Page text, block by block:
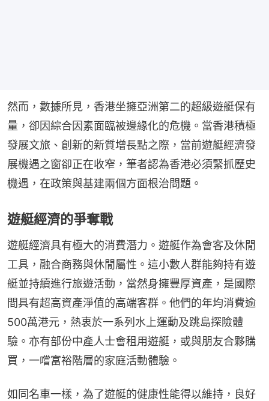
然而，數據所見，香港坐擁亞洲第二的超級遊艇保有
量，卻因綜合因素面臨被邊緣化的危機。當香港積極
發展文旅、創新的新質增長點之際，當前遊艇經濟發
展機遇之窗卻正在收窄，筆者認為香港必須緊抓歷史
機遇，在政策與基建兩個方面根治問題。
遊艇經濟的爭奪戰
遊艇經濟具有極大的消費潛力。遊艇作為會客及休閒
工具，融合商務與休閒屬性。這小數人群能夠持有遊
艇並持續進行旅遊活動，當然身擁豐厚資產，是國際
間具有超高資產淨值的高端客群。他們的年均消費逾
500萬港元，熱衷於一系列水上運動及跳島探險體
驗。亦有部份中產人士會租用遊艇，或與朋友合夥購
買，一嚐富裕階層的家庭活動體驗。
如同名車一樣，為了遊艇的健康性能得以維持，良好